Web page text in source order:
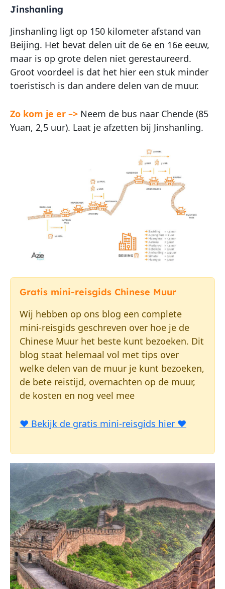
Jinshanling
Jinshanling ligt op 150 kilometer afstand van
Beijing. Het bevat delen uit de 6e en 16e eeuw,
maar is op grote delen niet gerestaureerd.
Groot voordeel is dat het hier een stuk minder
toeristisch is dan andere delen van de muur.
Zo kom je er –> Neem de bus naar Chende (85
Yuan, 2,5 uur). Laat je afzetten bij Jinshanling.
Gratis mini-reisgids Chinese Muur
Wij hebben op ons blog een complete
mini-reisgids geschreven over hoe je de
Chinese Muur het beste kunt bezoeken. Dit
blog staat helemaal vol met tips over
welke delen van de muur je kunt bezoeken,
de bete reistijd, overnachten op de muur,
de kosten en nog veel mee
♥ Bekijk de gratis mini-reisgids hier ♥